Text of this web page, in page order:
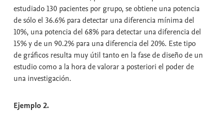
estudiado 130 pacientes por grupo, se obtiene una potencia
de sólo el 36.6% para detectar una diferencia mínima del
10%, una potencia del 68% para detectar una diferencia del
15% y de un 90.2% para una diferencia del 20%. Este tipo
de gráficos resulta muy útil tanto en la fase de diseño de un
estudio como a la hora de valorar a posteriori el poder de
una investigación.
Ejemplo 2.